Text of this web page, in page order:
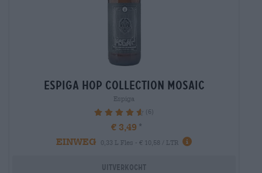
espiga hop collection mosaic
Espiga
93.33% (6)
€ 3,49
EINWEG
0,33 L Fles - € 10,58 / LTR
Uitverkocht